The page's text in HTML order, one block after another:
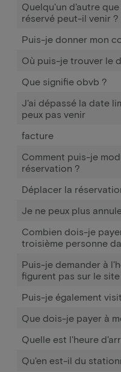
Quelqu'un d'autre
réservé peut-il venir ?
Puis-je donner mon
Où puis-je trouver le
Que signifie obvb ?
J'ai dépassé la date
peux pas venir
facture
Comment puis-je
réservation ?
Déplacer la
Je ne peux plus
Combien dois-je
troisième personne
Puis-je demander à
figurent pas sur le
Puis-je également
Que dois-je payer à
Quelle est l'heure
Qu'en est-il du